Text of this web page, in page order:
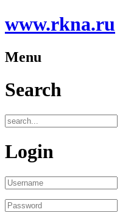
www.rkna.ru
Menu
Search
Login